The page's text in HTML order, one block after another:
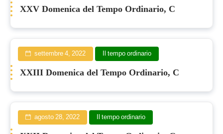
XXV Domenica del Tempo Ordinario, C
settembre 4, 2022 Il tempo ordinario
XXIII Domenica del Tempo Ordinario, C
agosto 28, 2022 Il tempo ordinario